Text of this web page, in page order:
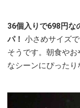
36個入りで698円な
パ！ 小さめサイズ
そうです。朝食や
なシーンにぴったり